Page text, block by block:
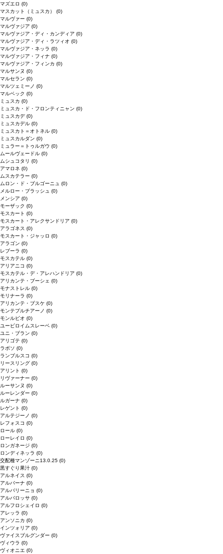
マズエロ (0)
マスカット（ミュスカ） (0)
マルヴァー (0)
マルヴァジア (0)
マルヴァジア・ディ・カンディア (0)
マルヴァジア・ディ・ラツィオ (0)
マルヴァジア・ネッラ (0)
マルヴァジア・フィナ (0)
マルヴァジア・フィンカ (0)
マルサンヌ (0)
マルセラン (0)
マルツェミーノ (0)
マルベック (0)
ミュスカ (0)
ミュスカ・ド・フロンティニャン (0)
ミュスカデ(0)
ミュスカデル (0)
ミュスカト＝オトネル (0)
ミュスカルダン (0)
ミュラー＝トゥルガウ (0)
ムールヴェードル (0)
ムシュコタリ (0)
アマロネ (0)
ムスカテラー (0)
ムロン・ド・ブルゴーニュ (0)
メルロー・ブラッシュ (0)
メンシア (0)
モーザック (0)
モスカート (0)
モスカート・アレクサンドリア (0)
アラゴネス (0)
モスカート・ジャッロ (0)
アラゴン (0)
レブーラ (0)
モスカテル (0)
アリアニコ (0)
モスカテル・デ・アレハンドリア (0)
アリカンテ・ブーシェ (0)
モナストレル (0)
モリナーラ (0)
アリカンテ・ブスケ (0)
モンテプルチアーノ (0)
モンルビオ (0)
ユービロイムスレーベ (0)
ユニ・ブラン (0)
アリゴテ (0)
ラボソ (0)
ランブルスコ (0)
リースリング (0)
アリント (0)
リヴァーナー (0)
ルーサンヌ (0)
ルーレンダー (0)
ルガーナ (0)
レゲント (0)
アルテジーノ (0)
レフォスコ (0)
ロール (0)
ローレイロ (0)
ロンガネージ (0)
ロンディネッラ (0)
交配種マンゾーニ13.0.25 (0)
黒すぐり果汁 (0)
アルネイス (0)
アルバーナ (0)
アルバリーニョ (0)
アルバロッサ (0)
アルフロシェイロ (0)
アレッラ (0)
アンソニカ (0)
インツォリア (0)
ヴァイスブルグンダー (0)
ヴィウラ (0)
ヴィオニエ (0)